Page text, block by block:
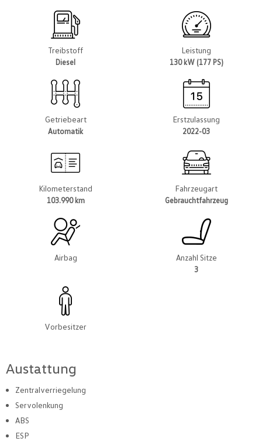
Treibstoff
Diesel
Leistung
130 kW (177 PS)
Getriebeart
Automatik
Erstzulassung
2022-03
Kilometerstand
103.990 km
Fahrzeugart
Gebrauchtfahrzeug
Airbag Anzahl Sitze
3
Vorbesitzer
Austattung
Zentralverriegelung
Servolenkung
ABS
ESP